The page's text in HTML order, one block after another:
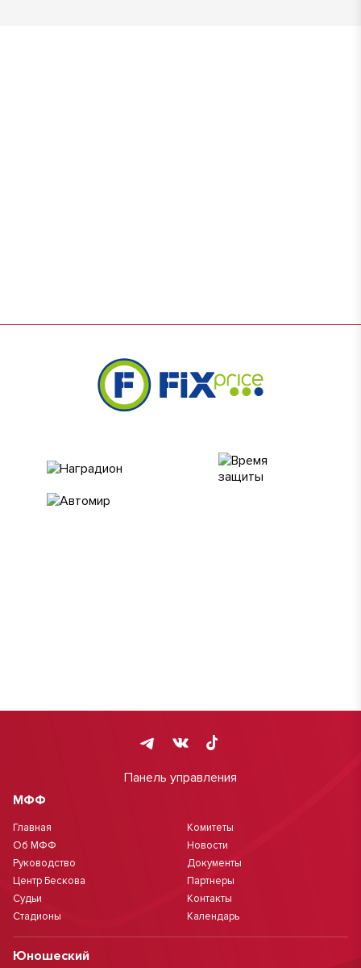
Панель управления
МФФ
Главная
Об МФФ
Руководство
Центр Бескова
Судьи
Стадионы
Комитеты
Новости
Документы
Партнеры
Контакты
Календарь
Юношеский